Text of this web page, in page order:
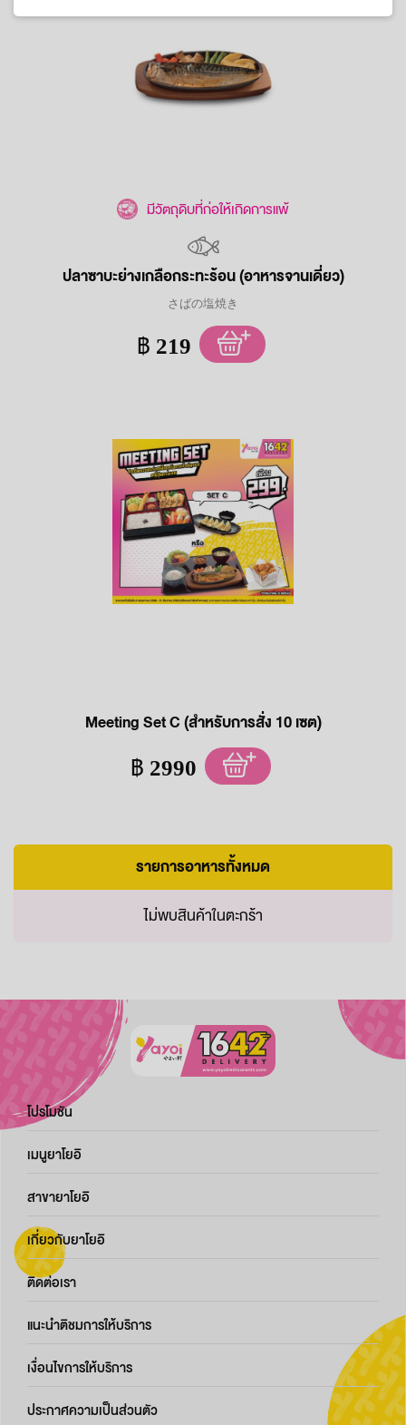
มีวัตถุดิบที่ก่อให้เกิดการแพ้
ปลาซาบะย่างเกลือกระทะร้อน (อาหารจานเดี่ยว)
さばの塩焼き
฿ 219
Meeting Set C (สำหรับการสั่ง 10 เซต)
฿ 2990
รายการอาหารทั้งหมด
ไม่พบสินค้าในตะกร้า
โปรโมชัน
เมนูยาโยอิ
สาขายาโยอิ
เกี่ยวกับยาโยอิ
ติดต่อเรา
แนะนำติชมการให้บริการ
เงื่อนไขการให้บริการ
ประกาศความเป็นส่วนตัว